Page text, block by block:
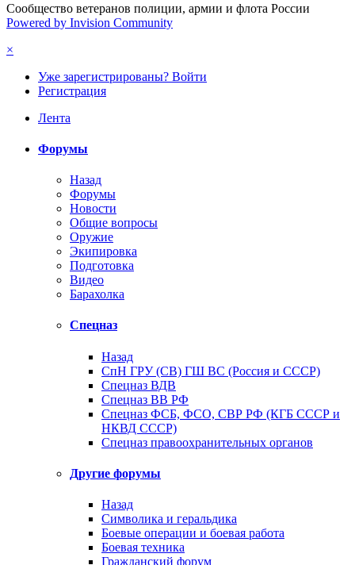
Сообщество ветеранов полиции, армии и флота России
Powered by Invision Community
×
Уже зарегистрированы? Войти
Регистрация
Лента
Форумы
Назад
Форумы
Новости
Общие вопросы
Оружие
Экипировка
Подготовка
Видео
Барахолка
Спецназ
Назад
СпН ГРУ (СВ) ГШ ВС (Россия и СССР)
Спецназ ВДВ
Спецназ ВВ РФ
Спецназ ФСБ, ФСО, СВР РФ (КГБ СССР и
НКВД СССР)
Спецназ правоохранительных органов
Другие форумы
Назад
Символика и геральдика
Боевые операции и боевая работа
Боевая техника
Гражданский форум